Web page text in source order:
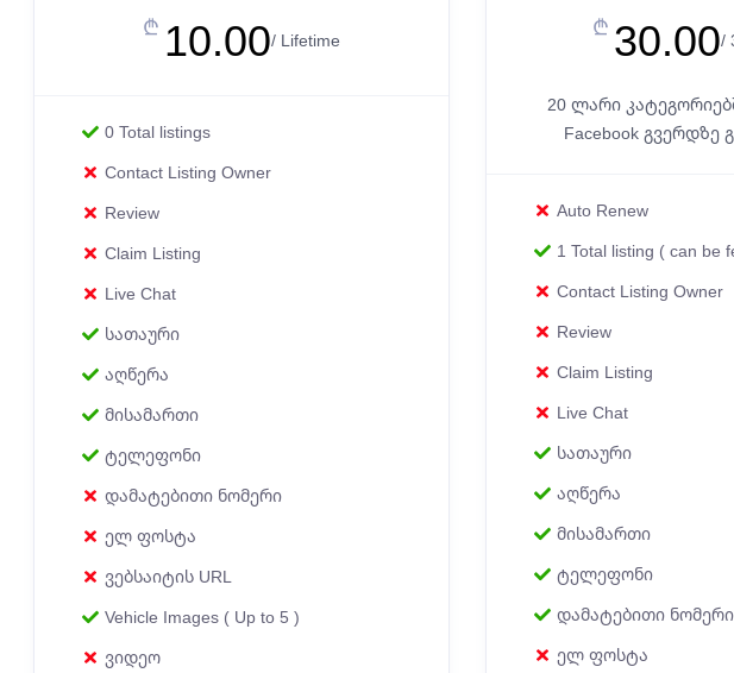
₾ 10.00/ Lifetime
0 Total listings
Contact Listing Owner
Review
Claim Listing
Live Chat
სათაური
აღწერა
მისამართი
ტელეფონი
დამატებითი ნომერი
ელ ფოსტა
ვებსაიტის URL
Vehicle Images ( Up to 5 )
ვიდეო
₾ 30.00/
20 ლარი
Facebook გვერდზე
Auto Renew
1 Total listing ( can be
Contact Listing Owner
Review
Claim Listing
Live Chat
სათაური
აღწერა
მისამართი
ტელეფონი
დამატებითი ნომერი
ელ ფოსტა